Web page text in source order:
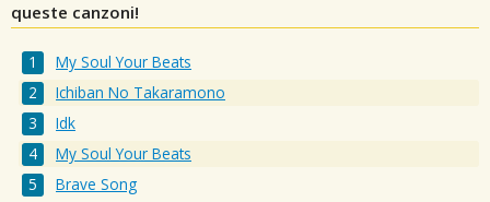
queste canzoni!
My Soul Your Beats
Ichiban No Takaramono
Idk
My Soul Your Beats
Brave Song